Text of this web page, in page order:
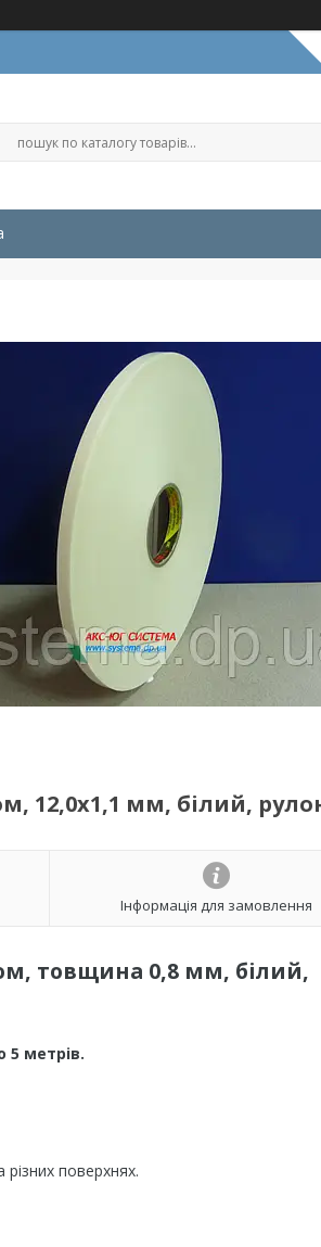
12,0х1,1 мм, білий,
Інформація для замовлення
товщина 0,8 мм, білий,
5 метрів.
поверхнях.